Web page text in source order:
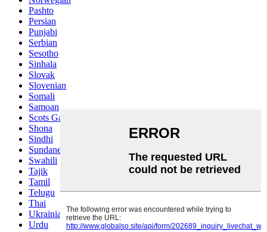
Pashto
Persian
Punjabi
Serbian
Sesotho
Sinhala
Slovak
Slovenian
Somali
Samoan
Scots Gaelic
Shona
Sindhi
Sundanese
Swahili
Tajik
Tamil
Telugu
Thai
Ukrainian
Urdu